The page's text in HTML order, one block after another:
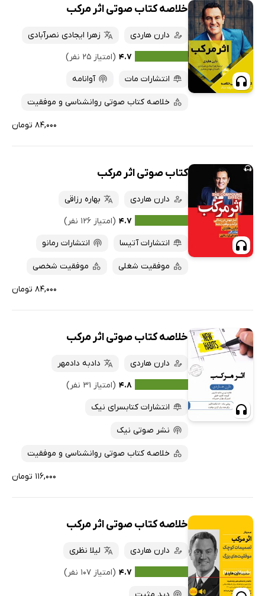
خلاصه کتاب صوتی اثر مرکب
دارن هاردی
زهرا ایجادی نصرآبادی
۴.۷ (امتیاز ۲۵ نفر)
انتشارات مات
آوانامه
خلاصه کتاب صوتی روانشناسی و موفقیت
۸۴,۰۰۰ تومان
کتاب صوتی اثر مرکب
دارن هاردی
بهاره رزاقی
۴.۷ (امتیاز ۱۲۶ نفر)
انتشارات آتیسا
انتشارات رمانو
موفقیت شغلی موفقیت شخصی
۸۴,۰۰۰ تومان
خلاصه کتاب صوتی اثر مرکب
دارن هاردی
دادبه دادمهر
۴.۸ (امتیاز ۳۱ نفر)
انتشارات کتابسرای نیک
نشر صوتی نیک
خلاصه کتاب صوتی روانشناسی و موفقیت
۱۱۶,۰۰۰ تومان
خلاصه کتاب صوتی اثر مرکب
دارن هاردی
لیلا نظری
۴.۷ (امتیاز ۱۰۷ نفر)